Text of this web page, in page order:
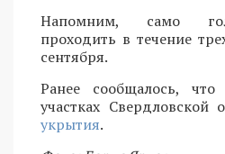
Напомним, само
проходить в течение
сентября.
Ранее сообщалось, что
участках Свердловской
укрытия.